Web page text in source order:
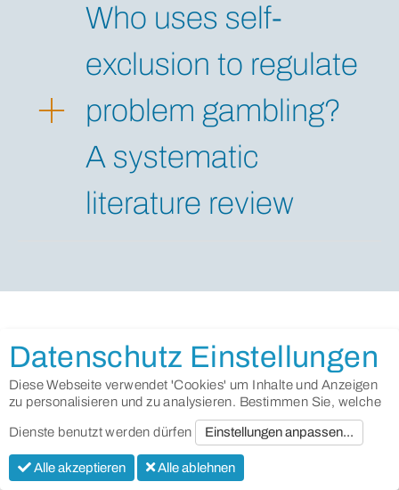
Who uses self-
exclusion to regulate
problem gambling?
A systematic
literature review
2017
Datenschutz Einstellungen
Diese Webseite verwendet 'Cookies' um Inhalte und Anzeigen
zu personalisieren und zu analysieren. Bestimmen Sie, welche
Dienste benutzt werden dürfen Einstellungen anpassen...
Alle akzeptieren Alle ablehnen